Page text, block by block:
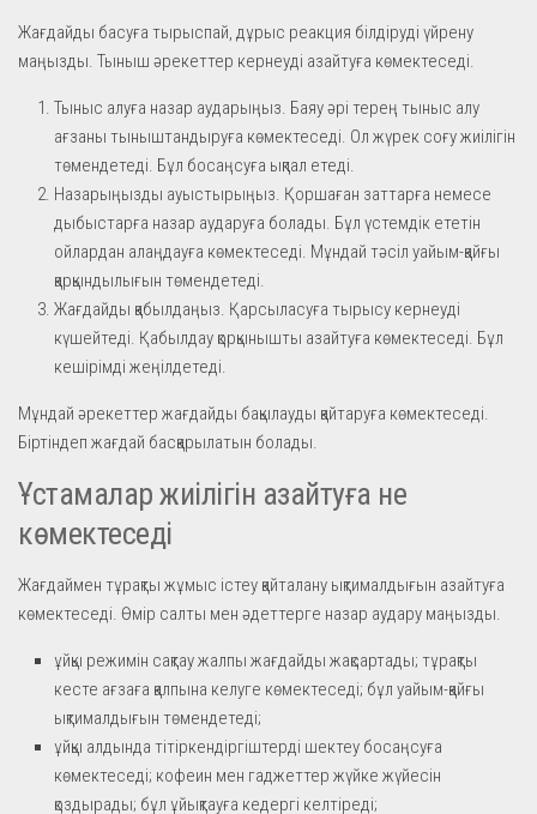
Жағдайды басуға тырыспай, дұрыс реакция білдіруді үйрену
маңызды. Тыныш әрекеттер кернеуді азайтуға көмектеседі.
Тыныс алуға назар аударыңыз. Баяу әрі терең тыныс алу
ағзаны тыныштандыруға көмектеседі. Ол жүрек соғу жиілігін
төмендетеді. Бұл босаңсуға ықпал етеді.
Назарыңызды ауыстырыңыз. Қоршаған заттарға немесе
дыбыстарға назар аударуға болады. Бұл үстемдік ететін
ойлардан алаңдауға көмектеседі. Мұндай тәсіл уайым-қайғы
қарқындылығын төмендетеді.
Жағдайды қабылдаңыз. Қарсыласуға тырысу кернеуді
күшейтеді. Қабылдау қорқынышты азайтуға көмектеседі. Бұл
кешірімді жеңілдетеді.
Мұндай әрекеттер жағдайды бақылауды қайтаруға көмектеседі.
Біртіндеп жағдай басқарылатын болады.
Ұстамалар жиілігін азайтуға не
көмектеседі
Жағдаймен тұрақты жұмыс істеу қайталану ықтималдығын азайтуға
көмектеседі. Өмір салты мен әдеттерге назар аудару маңызды.
ұйқы режимін сақтау жалпы жағдайды жақсартады; тұрақты
кесте ағзаға қалпына келуге көмектеседі; бұл уайым-қайғы
ықтималдығын төмендетеді;
ұйқы алдында тітіркендіргіштерді шектеу босаңсуға
көмектеседі; кофеин мен гаджеттер жүйке жүйесін
қоздырады; бұл ұйықтауға кедергі келтіреді;